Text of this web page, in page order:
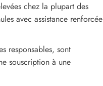
chez la plupart des
avec assistance renforcée
responsables, sont
souscription à une